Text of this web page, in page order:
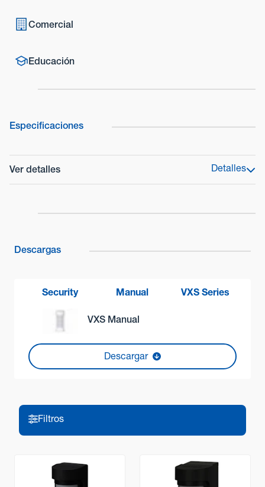
Comercial
Educación
Especificaciones
Ver detalles Detalles
VXS-DAM
Ajustable hasta 12 m, 90°
Zonas dentro del rango de detección PIR
16 zonas
Resolución de detección/ tiempo de respuesta
0,3 a 2 m/s
3 niveles ajustables (Alta / Media / Baja)
Descargas
VXS Manual
Security Manual VXS Series
Descargar
Filtros